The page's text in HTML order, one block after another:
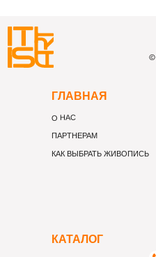
О НАС
ГЛАВНАЯ
КАТАЛОГ
КАК ВЫБРАТЬ ЖИВОПИСЬ
ПАРТНЕРАМ
©